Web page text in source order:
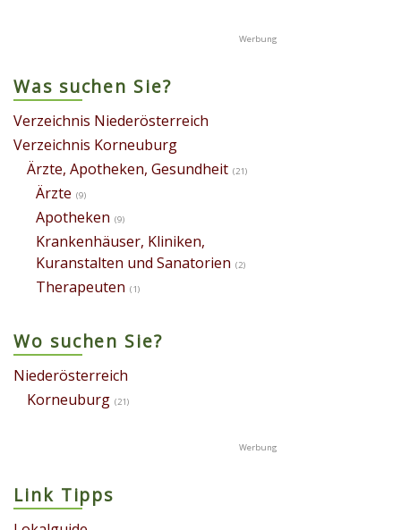
Was suchen Sie?
Verzeichnis Niederösterreich
Verzeichnis Korneuburg
Ärzte, Apotheken, Gesundheit (21)
Ärzte (9)
Apotheken (9)
Krankenhäuser, Kliniken,
Kuranstalten und Sanatorien (2)
Therapeuten (1)
Wo suchen Sie?
Niederösterreich
Korneuburg (21)
Link Tipps